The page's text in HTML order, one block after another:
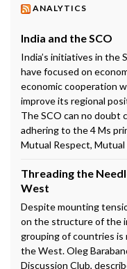
ANALYTICS
India and the SCO
India’s initiatives in the
have focused on
economic cooperation
improve its regional
The SCO can no doubt
adhering to the 4 Ms
Mutual Respect,
Threading the
West
Despite mounting
on the structure of the
grouping of countries
the West. Oleg
Discussion Club,